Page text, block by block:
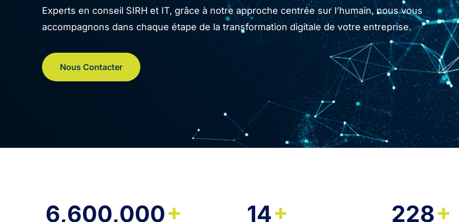
Experts en conseil SIRH et IT, grâce à notre approche centrée sur l’humain, nous vous
accompagnons dans chaque étape de la transformation digitale de votre entreprise.
Nous Contacter
6,600,000+ 14+ 228+